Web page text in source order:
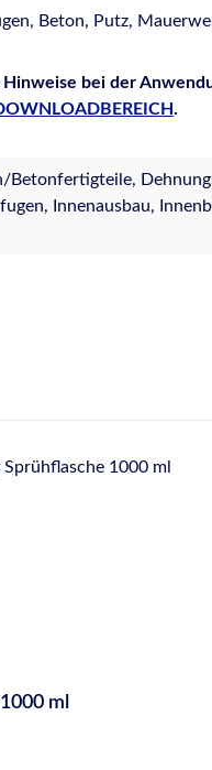
Beton, Putz,
bei der
.
Betonfertigteile,
Innenausbau,
ml